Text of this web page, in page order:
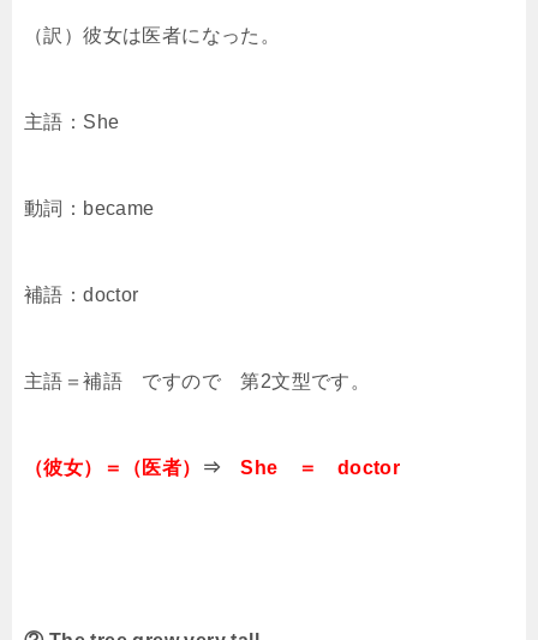
（訳）彼女は医者になった。
主語：She
動詞：became
補語：doctor
主語＝補語 ですので 第2文型です。
（彼女）＝（医者） ⇒ She ＝ doctor